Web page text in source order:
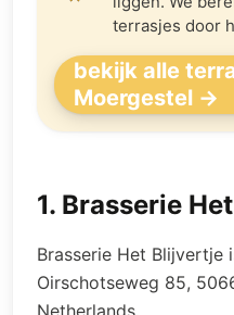
terrasjes door
bekijk alle
Moergestel →
1. Brasserie
Brasserie Het Blijvertje
Oirschotseweg 85,
Netherlands.